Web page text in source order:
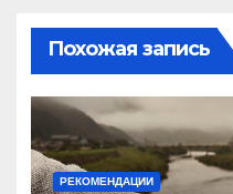
Похожая запись
РЕКОМЕНДАЦИИ